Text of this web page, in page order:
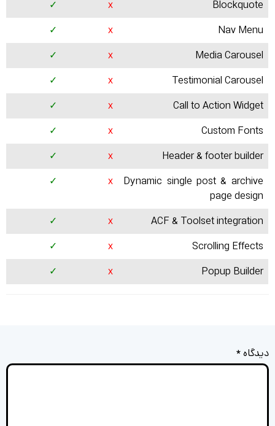
Blockquote
x
✓
Nav Menu
x
✓
Media Carousel
x
✓
Testimonial Carousel
x
✓
Call to Action Widget
x
✓
Custom Fonts
x
✓
Header & footer builder
x
✓
Dynamic single post & archive
page design
x
✓
ACF & Toolset integration
x
✓
Scrolling Effects
x
✓
Popup Builder
x
✓
دیدگاه*